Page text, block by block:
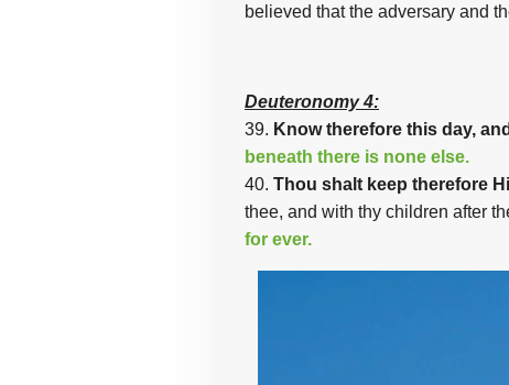
believed thatthe adversary and
Deuteronomy 4:
39. Know therefore this day,
beneath there is none else.
40. Thou shalt keep therefore
thee, and with thy children after
for ever.